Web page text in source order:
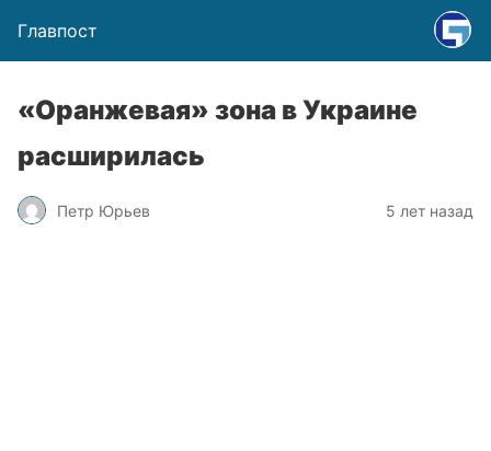
Главпост
«Оранжевая» зона в Украине
расширилась
Петр Юрьев 5 лет назад